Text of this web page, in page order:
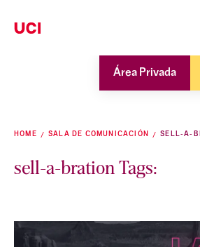
Área Privada
HOME SALA DE COMUNICACIÓN SELL-A-
sell-a-bration Tags: